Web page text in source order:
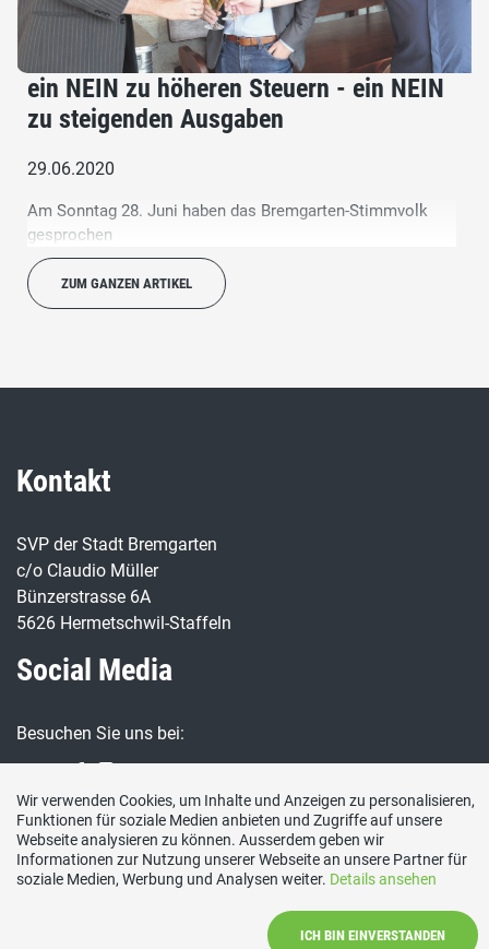
ein NEIN zu höheren Steuern - ein NEIN
zu steigenden Ausgaben
29.06.2020
Am Sonntag 28. Juni haben das Bremgarten-Stimmvolk
gesprochen
ZUM GANZEN ARTIKEL
Kontakt
SVP der Stadt Bremgarten
c/o Claudio Müller
Bünzerstrasse 6A
5626 Hermetschwil-Staffeln
Social Media
Besuchen Sie uns bei:
Impressum|Datenschutzerklärung|Mitglied werden
Vorstand
Wir verwenden Cookies, um Inhalte und Anzeigen zu personalisieren,
Funktionen für soziale Medien anbieten und Zugriffe auf unsere
Webseite analysieren zu können. Ausserdem geben wir
Informationen zur Nutzung unserer Webseite an unsere Partner für
soziale Medien, Werbung und Analysen weiter. Details ansehen
ICH BIN EINVERSTANDEN